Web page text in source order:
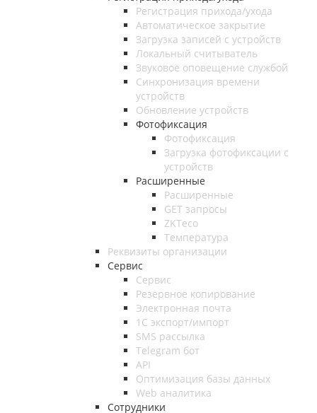
Регистрация прихода/ухода
Автоматическое закрытие
Загрузка записей с устройств
Локальный считыватель
Звуковое оповещение службой
Синхронизация времени
устройств
Обновление устройств
Фотофиксация
Фотофиксация
Загрузка фотофиксации с
устройств
Расширенные
Расширенные
GET запросы
ZKTeco
Температура
Реквизиты организации
Сервис
Сервис
Резервное копирование
Электронная почта
1С экспорт/импорт
SMS рассылка
Telegram бот
API
Оптимизация базы данных
Web аналитика
Сотрудники